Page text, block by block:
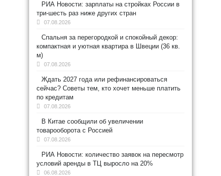
РИА Новости: зарплаты на стройках России в
три-шесть раз ниже других стран
07.08.2026
Спальня за перегородкой и спокойный декор:
компактная и уютная квартира в Швеции (36 кв.
м)
07.08.2026
Ждать 2027 года или рефинансироваться
сейчас? Советы тем, кто хочет меньше платить
по кредитам
07.08.2026
В Китае сообщили об увеличении
товарооборота с Россией
07.08.2026
РИА Новости: количество заявок на пересмотр
условий аренды в ТЦ выросло на 20%
06.08.2026